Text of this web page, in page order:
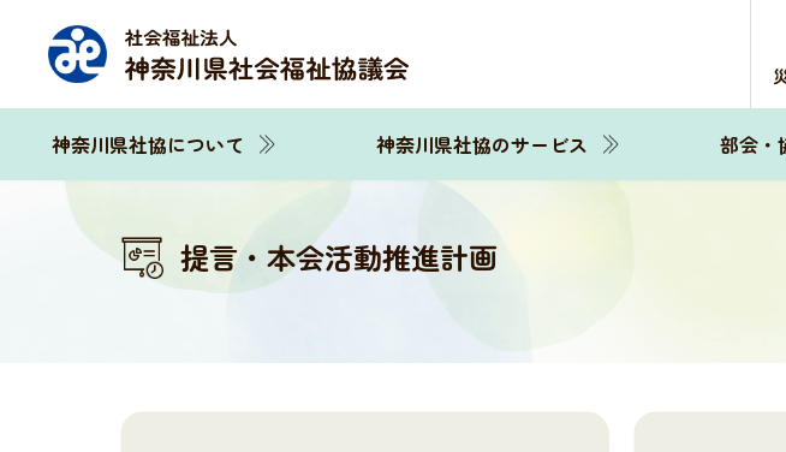
神奈川県社協について 神奈川県社協のサービス 部会・
提言・本会活動推進計画